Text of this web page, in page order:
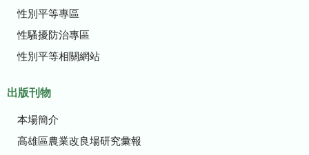
性別平等專區
性騷擾防治專區
性別平等相關網站
出版刊物
本場簡介
高雄區農業改良場研究彙報